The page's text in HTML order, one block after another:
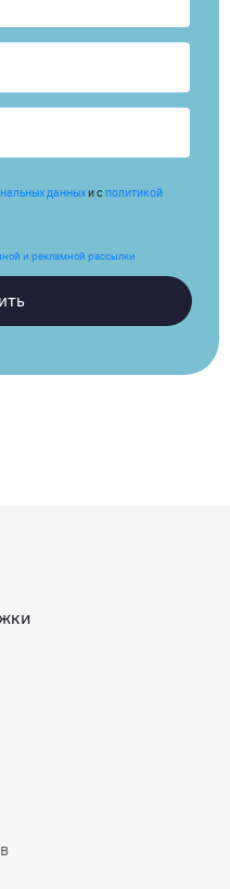
данныхи с политикой
и рекламной рассылки